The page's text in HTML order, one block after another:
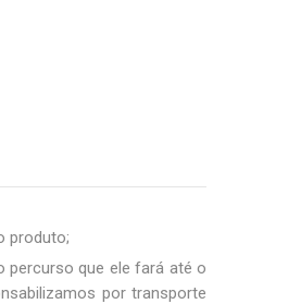
produto;
percurso que ele fará até o
por transporte